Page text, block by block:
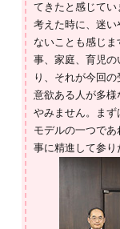
てきたと感じて
考えた時に、迷
ないことも感じ
事、家庭、育児
り、それが今回
意欲ある人が多
やみません。ま
モデルの一つで
事に精進して参り